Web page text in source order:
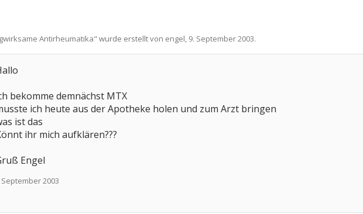
Antirheumatika" wurde erstellt von engel, 9. September 2003.
bekomme demnächst MTX
ich heute aus der Apotheke holen und zum Arzt bringen
ist das
ihr mich aufklären???
Engel
September 2003